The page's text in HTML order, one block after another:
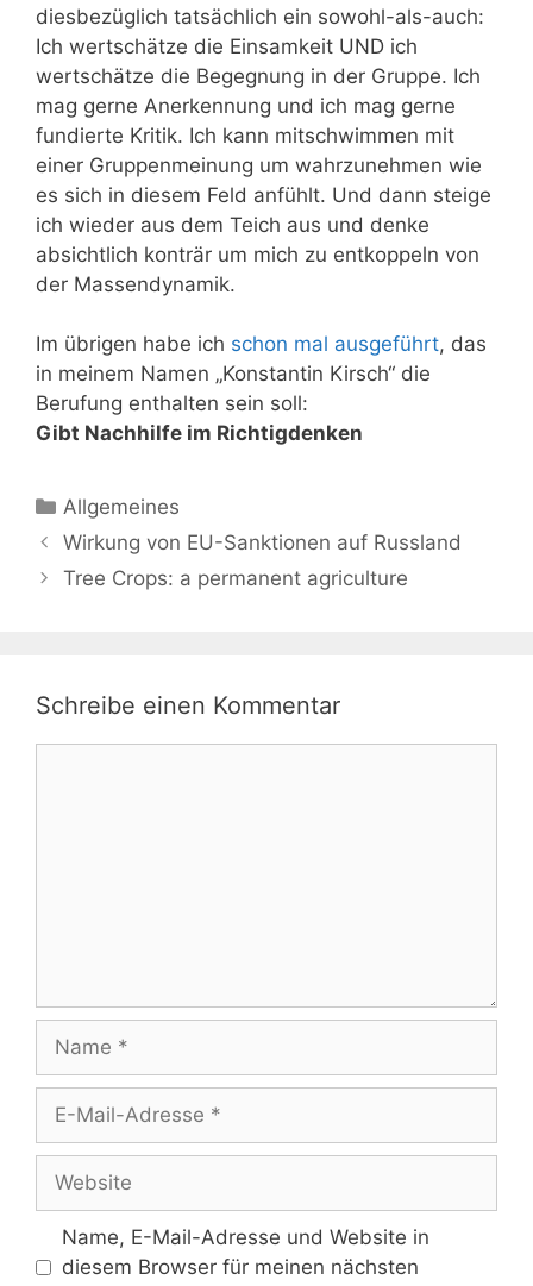
diesbezüglich tatsächlich ein sowohl-als-auch:
Ich wertschätze die Einsamkeit UND ich
wertschätze die Begegnung in der Gruppe. Ich
mag gerne Anerkennung und ich mag gerne
fundierte Kritik. Ich kann mitschwimmen mit
einer Gruppenmeinung um wahrzunehmen wie
es sich in diesem Feld anfühlt. Und dann steige
ich wieder aus dem Teich aus und denke
absichtlich konträr um mich zu entkoppeln von
der Massendynamik.
Im übrigen habe ich schon mal ausgeführt, das
in meinem Namen „Konstantin Kirsch“ die
Berufung enthalten sein soll:
Gibt Nachhilfe im Richtigdenken
Kategorien
Allgemeines
Wirkung von EU-Sanktionen auf Russland
Tree Crops: a permanent agriculture
Schreibe einen Kommentar
Name
Adresse
Website
Name, E-Mail-Adresse und Website in
diesem Browser für meinen nächsten